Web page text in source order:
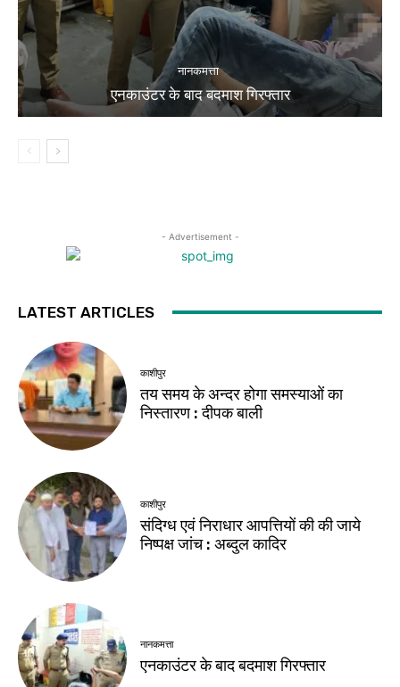
नानकमत्ता
एनकाउंटर के बाद बदमाश गिरफ्तार
- Advertisement -
LATEST ARTICLES
काशीपुर
तय समय के अन्दर होगा समस्याओं का
निस्तारण : दीपक बाली
काशीपुर
संदिग्ध एवं निराधार आपत्तियों की की जाये
निष्पक्ष जांच : अब्दुल कादिर
नानकमत्ता
एनकाउंटर के बाद बदमाश गिरफ्तार